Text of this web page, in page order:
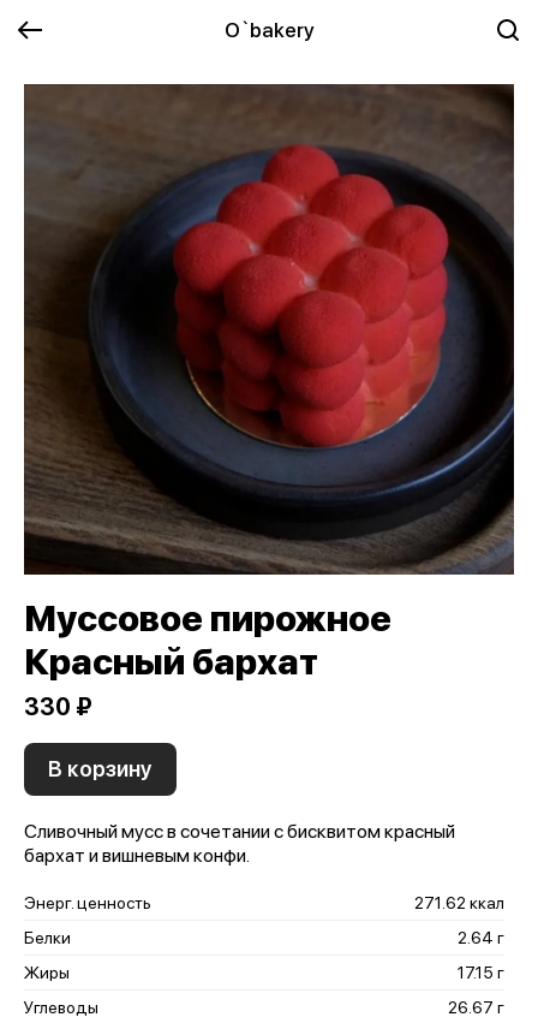
O`bakery
Муссовое пирожное
Красный бархат
330 ₽
В корзину
Сливочный мусс в сочетании с бисквитом красный
бархат и вишневым конфи.
Энерг. ценность
271.62 ккал
Белки
2.64 г
Жиры
17.15 г
Углеводы
26.67 г